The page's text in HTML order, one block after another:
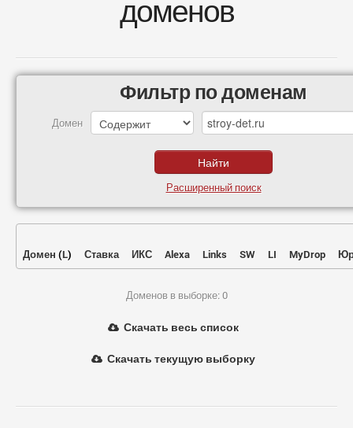
доменов
Фильтр по доменам
Домен
Расширенный поиск
Домен (L) Ставка ИКС Alexa Links SW LI MyDrop
Доменов в выборке: 0
Скачать весь список
Скачать текущую выборку